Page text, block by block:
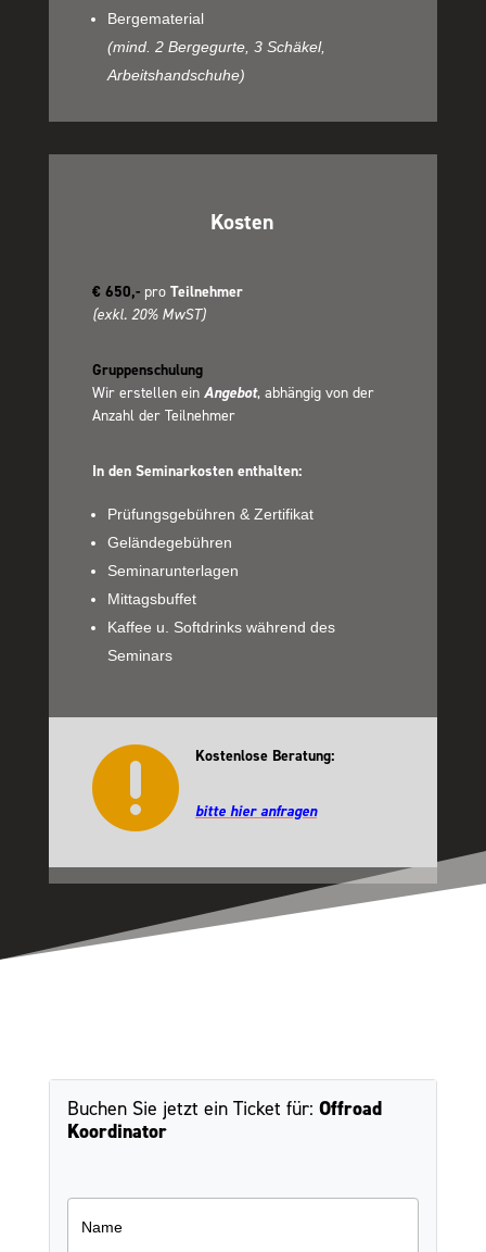
Bergematerial
(mind. 2 Bergegurte, 3 Schäkel,
Arbeitshandschuhe)
Kosten
€ 650,- pro Teilnehmer
(exkl. 20% MwST)
Gruppenschulung
Wir erstellen ein Angebot, abhängig von der
Anzahl der Teilnehmer
In den Seminarkosten enthalten:
Prüfungsgebühren & Zertifikat
Geländegebühren
Seminarunterlagen
Mittagsbuffet
Kaffee u. Softdrinks während des
Seminars
 Kostenlose Beratung:
bitte hieranfragen
Buchen Sie jetzt ein Ticket für: Offroad
Koordinator
Name